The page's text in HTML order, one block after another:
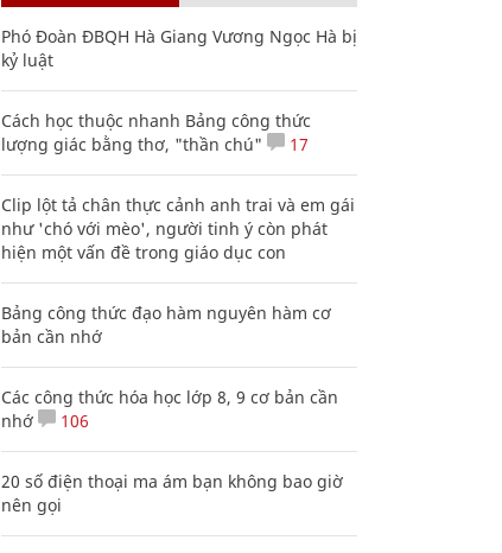
Phó Đoàn ĐBQH Hà Giang Vương Ngọc Hà bị
kỷ luật
Cách học thuộc nhanh Bảng công thức
lượng giác bằng thơ, "thần chú"
17
Clip lột tả chân thực cảnh anh trai và em gái
như 'chó với mèo', người tinh ý còn phát
hiện một vấn đề trong giáo dục con
Bảng công thức đạo hàm nguyên hàm cơ
bản cần nhớ
Các công thức hóa học lớp 8, 9 cơ bản cần
nhớ
106
20 số điện thoại ma ám bạn không bao giờ
nên gọi